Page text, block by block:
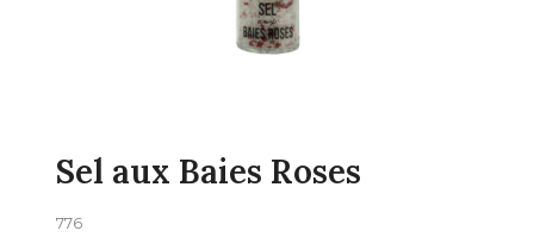
Sel aux Baies Roses
776